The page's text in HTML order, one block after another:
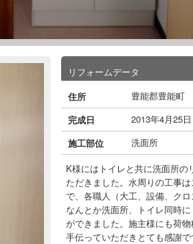
リフォームデータ
住所
豊能郡豊能町
完成日
2013年4月25日
施工部位
洗面所
K様にはトイレと共に洗面所の
ただきました。水周りの工事
で、各職人（大工、設備、ク
なんとか洗面所、トイレ同時
ができました。施主様にも荷
手伝っていただきとても感謝で